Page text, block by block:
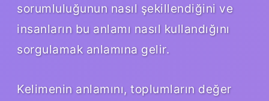
sorumluluğunun nasıl şekillendiğini ve
insanların bu anlamı nasıl kullandığını
sorgulamak anlamına gelir.
Kelimenin anlamını, toplumların değer